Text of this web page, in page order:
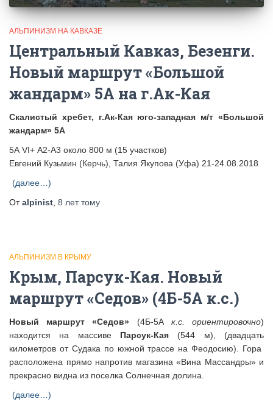
АЛЬПИНИЗМ НА КАВКАЗЕ
Центральный Кавказ, Безенги.
Новый маршрут «Большой
жандарм» 5А на г.Ак-Кая
Скалистый хребет, г.Ак-Кая юго-западная м/т «Большой
жандарм» 5А
5А VI+ А2-А3 около 800 м (15 участков)
Евгений Кузьмин (Керчь), Талия Якупова (Уфа) 21-24.08.2018
(далее…)
Отalpinist 8 леттому
АЛЬПИНИЗМ В КРЫМУ
Крым, Парсук-Кая. Новый
маршрут «Седов» (4Б-5А к.с.)
Новый маршрут «Седов» (4Б-5Ак.с. ориентировочно)
находится на массиве Парсук-Кая (544 м), (двадцать
километров от Судака по южной трассе на Феодосию). Гора
расположена прямо напротив магазина «Вина Массандры» и
прекрасно видна из поселка Солнечная долина.
(далее…)